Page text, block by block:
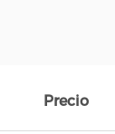
Precio